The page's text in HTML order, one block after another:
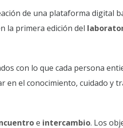
de una plataforma digital
la primera edición del
con lo que cada persona
en el conocimiento, cuidado y
e intercambio. Los